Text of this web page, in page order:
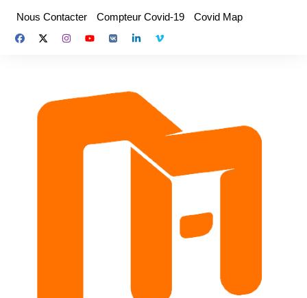
contenu
Nous Contacter Compteur Covid-19 Covid Map